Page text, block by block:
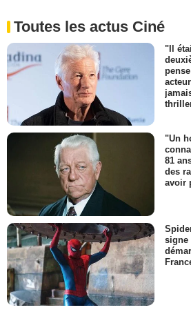
Toutes les actus Ciné
"Il
"Un
81
des
avoir
signe